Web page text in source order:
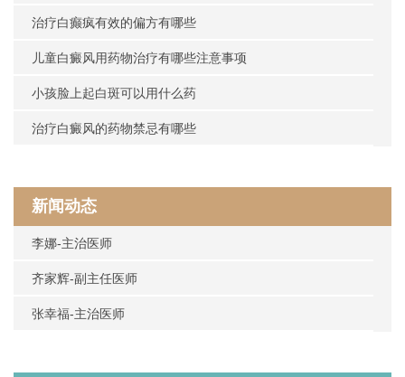
治疗白癫疯有效的偏方有哪些
儿童白癜风用药物治疗有哪些注意事项
小孩脸上起白斑可以用什么药
治疗白癜风的药物禁忌有哪些
新闻动态
李娜-主治医师
齐家辉-副主任医师
张幸福-主治医师